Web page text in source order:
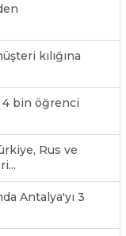
kılığına
4 bin öğrenci
Rus ve
Antalya'yı 3